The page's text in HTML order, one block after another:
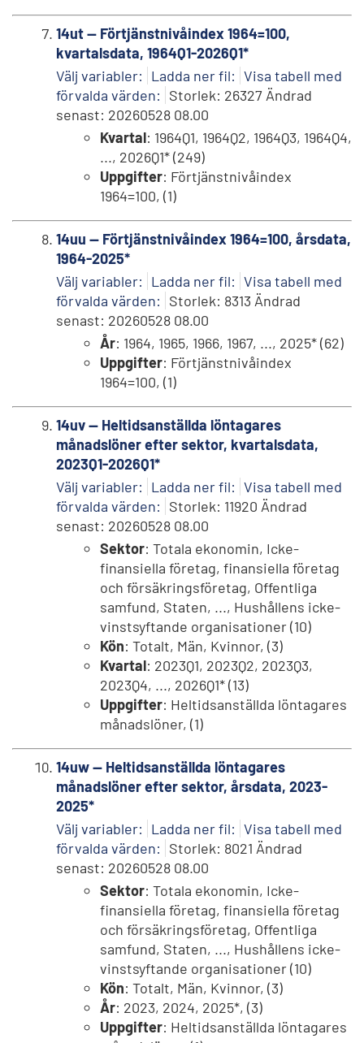
14ut -- Förtjänstnivåindex 1964=100,
kvartalsdata, 1964Q1-2026Q1*
Välj variabler: Ladda ner fil: Visa tabell med
förvalda värden: Storlek: 26327 Ändrad
senast: 20260528 08.00
Kvartal: 1964Q1, 1964Q2, 1964Q3, 1964Q4,
..., 2026Q1* (249)
Uppgifter: Förtjänstnivåindex
1964=100, (1)
14uu -- Förtjänstnivåindex 1964=100, årsdata,
1964-2025*
Välj variabler: Ladda ner fil: Visa tabell med
förvalda värden: Storlek: 8313 Ändrad
senast: 20260528 08.00
År: 1964, 1965, 1966, 1967, ..., 2025* (62)
Uppgifter: Förtjänstnivåindex
1964=100, (1)
14uv -- Heltidsanställda löntagares
månadslöner efter sektor, kvartalsdata,
2023Q1-2026Q1*
Välj variabler: Ladda ner fil: Visa tabell med
förvalda värden: Storlek: 11920 Ändrad
senast: 20260528 08.00
Sektor: Totala ekonomin, Icke-
finansiella företag, finansiella företag
och försäkringsföretag, Offentliga
samfund, Staten, ..., Hushållens icke-
vinstsyftande organisationer (10)
Kön: Totalt, Män, Kvinnor, (3)
Kvartal: 2023Q1, 2023Q2, 2023Q3,
2023Q4, ..., 2026Q1* (13)
Uppgifter: Heltidsanställda löntagares
månadslöner, (1)
14uw -- Heltidsanställda löntagares
månadslöner efter sektor, årsdata, 2023-
2025*
Välj variabler: Ladda ner fil: Visa tabell med
förvalda värden: Storlek: 8021 Ändrad
senast: 20260528 08.00
Sektor: Totala ekonomin, Icke-
finansiella företag, finansiella företag
och försäkringsföretag, Offentliga
samfund, Staten, ..., Hushållens icke-
vinstsyftande organisationer (10)
Kön: Totalt, Män, Kvinnor, (3)
År: 2023, 2024, 2025*, (3)
Uppgifter: Heltidsanställda löntagares